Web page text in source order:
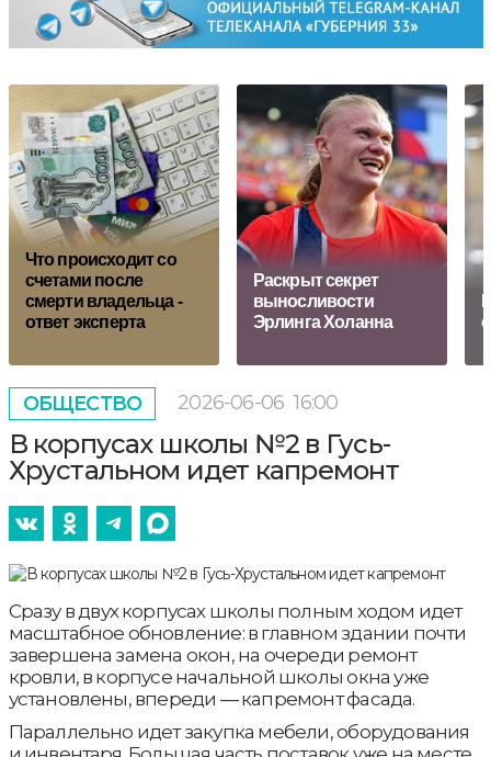
Что происходит со
счетами после
смерти владельца -
ответ эксперта
Раскрыт секрет
выносливости
Эрлинга Холанна
ОБЩЕСТВО 2026-06-06 16:00
В корпусах школы №2 в Гусь-
Хрустальном идет капремонт
Сразу в двух корпусах школы полным ходом идет
масштабное обновление: в главном здании почти
завершена замена окон, на очереди ремонт
кровли, в корпусе начальной школы окна уже
установлены, впереди — капремонт фасада.
Параллельно идет закупка мебели, оборудования